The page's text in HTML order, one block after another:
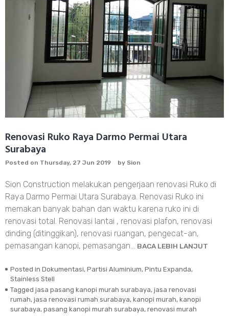
Renovasi Ruko Raya Darmo Permai Utara
Surabaya
Posted on Thursday, 27 Jun 2019 by Sion
Sion Construction melakukan pengerjaan renovasi Ruko di
Raya Darmo Permai Utara Surabaya. Renovasi Ruko ini
memakan banyak bahan dan waktu karena ruko ini di
renovasi total. Renovasi lantai , renovasi plafon, renovasi
dinding (ditinggikan), renovasi ruangan, pengecat-an,
pemasangan kanopi, pemasangan… BACA LEBIH LANJUT
Posted in Dokumentasi, Partisi Aluminium, Pintu Expanda,
Stainless Stell
Tagged jasa pasang kanopi murah surabaya, jasa renovasi
rumah, jasa renovasi rumah surabaya, kanopi murah, kanopi
surabaya, pasang kanopi murah surabaya, renovasi murah